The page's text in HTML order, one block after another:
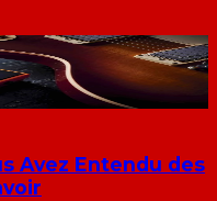
Avez Entendu des